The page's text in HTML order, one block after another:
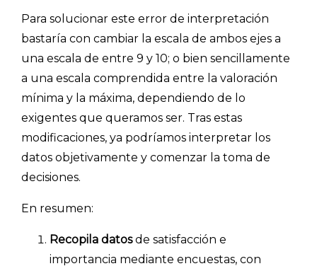
INICIO
CÓMO FUNCIONA
PLANTILLAS
Para solucionar este error de interpretación
bastaría con cambiar la escala de ambos ejes a
una escala de entre 9 y 10; o bien sencillamente
a una escala comprendida entre la valoración
mínima y la máxima, dependiendo de lo
exigentes que queramos ser. Tras estas
modificaciones, ya podríamos interpretar los
datos objetivamente y comenzar la toma de
decisiones.
En resumen:
Recopila datosde satisfacción e
importancia mediante encuestas, con